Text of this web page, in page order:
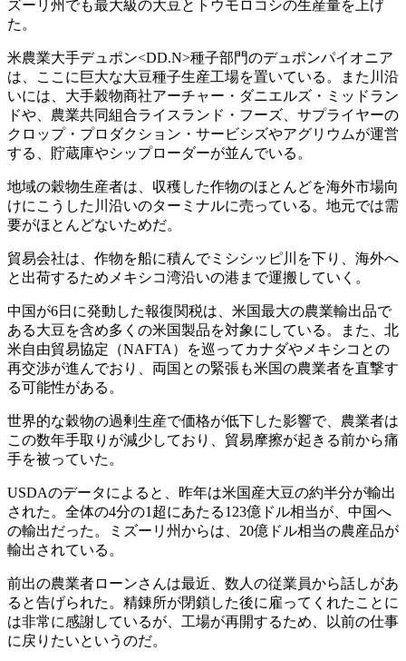
ズーリ州でも最大級の大豆とトウモロコシの生産量を上げ
た。
米農業大手デュポン<DD.N>種子部門のデュポンパイオニア
は、ここに巨大な大豆種子生産工場を置いている。また川沿
いには、大手穀物商社アーチャー・ダニエルズ・ミッドラン
ドや、農業共同組合ライスランド・フーズ、サプライヤーの
クロップ・プロダクション・サービシズやアグリウムが運営
する、貯蔵庫やシップローダーが並んでいる。
地域の穀物生産者は、収穫した作物のほとんどを海外市場向
けにこうした川沿いのターミナルに売っている。地元では需
要がほとんどないためだ。
貿易会社は、作物を船に積んでミシシッピ川を下り、海外へ
と出荷するためメキシコ湾沿いの港まで運搬していく。
中国が6日に発動した報復関税は、米国最大の農業輸出品で
ある大豆を含め多くの米国製品を対象にしている。また、北
米自由貿易協定（NAFTA）を巡ってカナダやメキシコとの
再交渉が進んでおり、両国との緊張も米国の農業者を直撃す
る可能性がある。
世界的な穀物の過剰生産で価格が低下した影響で、農業者は
この数年手取りが減少しており、貿易摩擦が起きる前から痛
手を被っていた。
USDAのデータによると、昨年は米国産大豆の約半分が輸出
された。全体の4分の1超にあたる123億ドル相当が、中国へ
の輸出だった。ミズーリ州からは、20億ドル相当の農産品が
輸出されている。
前出の農業者ローンさんは最近、数人の従業員から話しがあ
ると告げられた。精錬所が閉鎖した後に雇ってくれたことに
は非常に感謝しているが、工場が再開するため、以前の仕事
に戻りたいというのだ。